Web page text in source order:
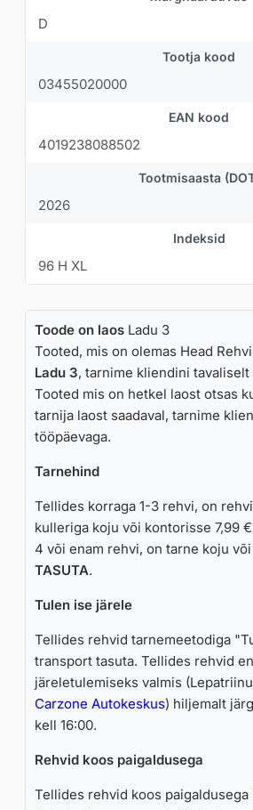
kummisegusid, optimeeritud
pühendunud jätkusuutlikkusele –
eluiga.
Headrehvid.ee valikus on Continental
väga laias mõõduvalikus, sobides nii
rehve, mis pakuvad maksimaalset
igas olukorras, on Continental alati
D
Tootja kood
03455020000
EAN kood
4019238088502
Tootmisaasta
2026
Indeksid
96 H XL
Toode on laos Ladu 3
Tooted, mis on olemas Head
Ladu 3, tarnime kliendini
Tooted mis on hetkel laost otsas
tarnija laost saadaval, tarnime
tööpäevaga.
Tarnehind
Tellides korraga 1-3 rehvi, on
kulleriga koju või kontorisse 7,99
4 või enam rehvi, on tarne koju
TASUTA.
Tulen ise järele
Tellides rehvid tarnemeetodiga
transport tasuta. Tellides rehvid
järeletulemiseks valmis
Carzone Autokeskus) hiljemalt
kell 16:00.
Rehvid koos paigaldusega
Tellides rehvid koos paigaldusega